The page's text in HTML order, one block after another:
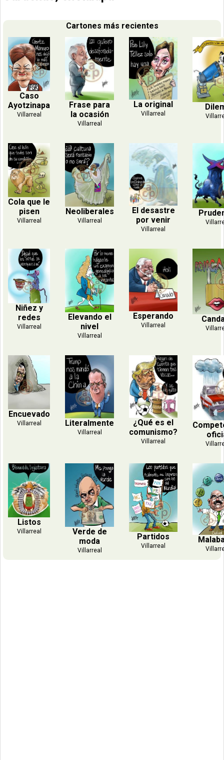
Cartones más recientes
Caso
Ayotzinapa
Villarreal
Frase para
la ocasión
Villarreal
La original
Villarreal
Cola que le
pisen
Villarreal
Neoliberales
Villarreal
El desastre
por venir
Villarreal
Niñez y
redes
Villarreal
Elevando el
nivel
Villarreal
Esperando
Villarreal
Encuevado
Villarreal Literalmente
Villarreal
¿Qué es el
comunismo?
Villarreal
Listos
Villarreal
Verde de
moda
Villarreal
Partidos
Villarreal